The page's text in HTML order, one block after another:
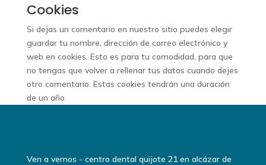
Cookies
Si dejas un comentario en nuestro sitio puedes elegir
guardar tu nombre, dirección de correo electrónico y
web en cookies. Esto es para tu comodidad, para que
no tengas que volver a rellenar tus datos cuando dejes
otro comentario. Estas cookies tendrán una duración
de un año.
Ven a vernos - centro dental quijote 21 en alcázar de